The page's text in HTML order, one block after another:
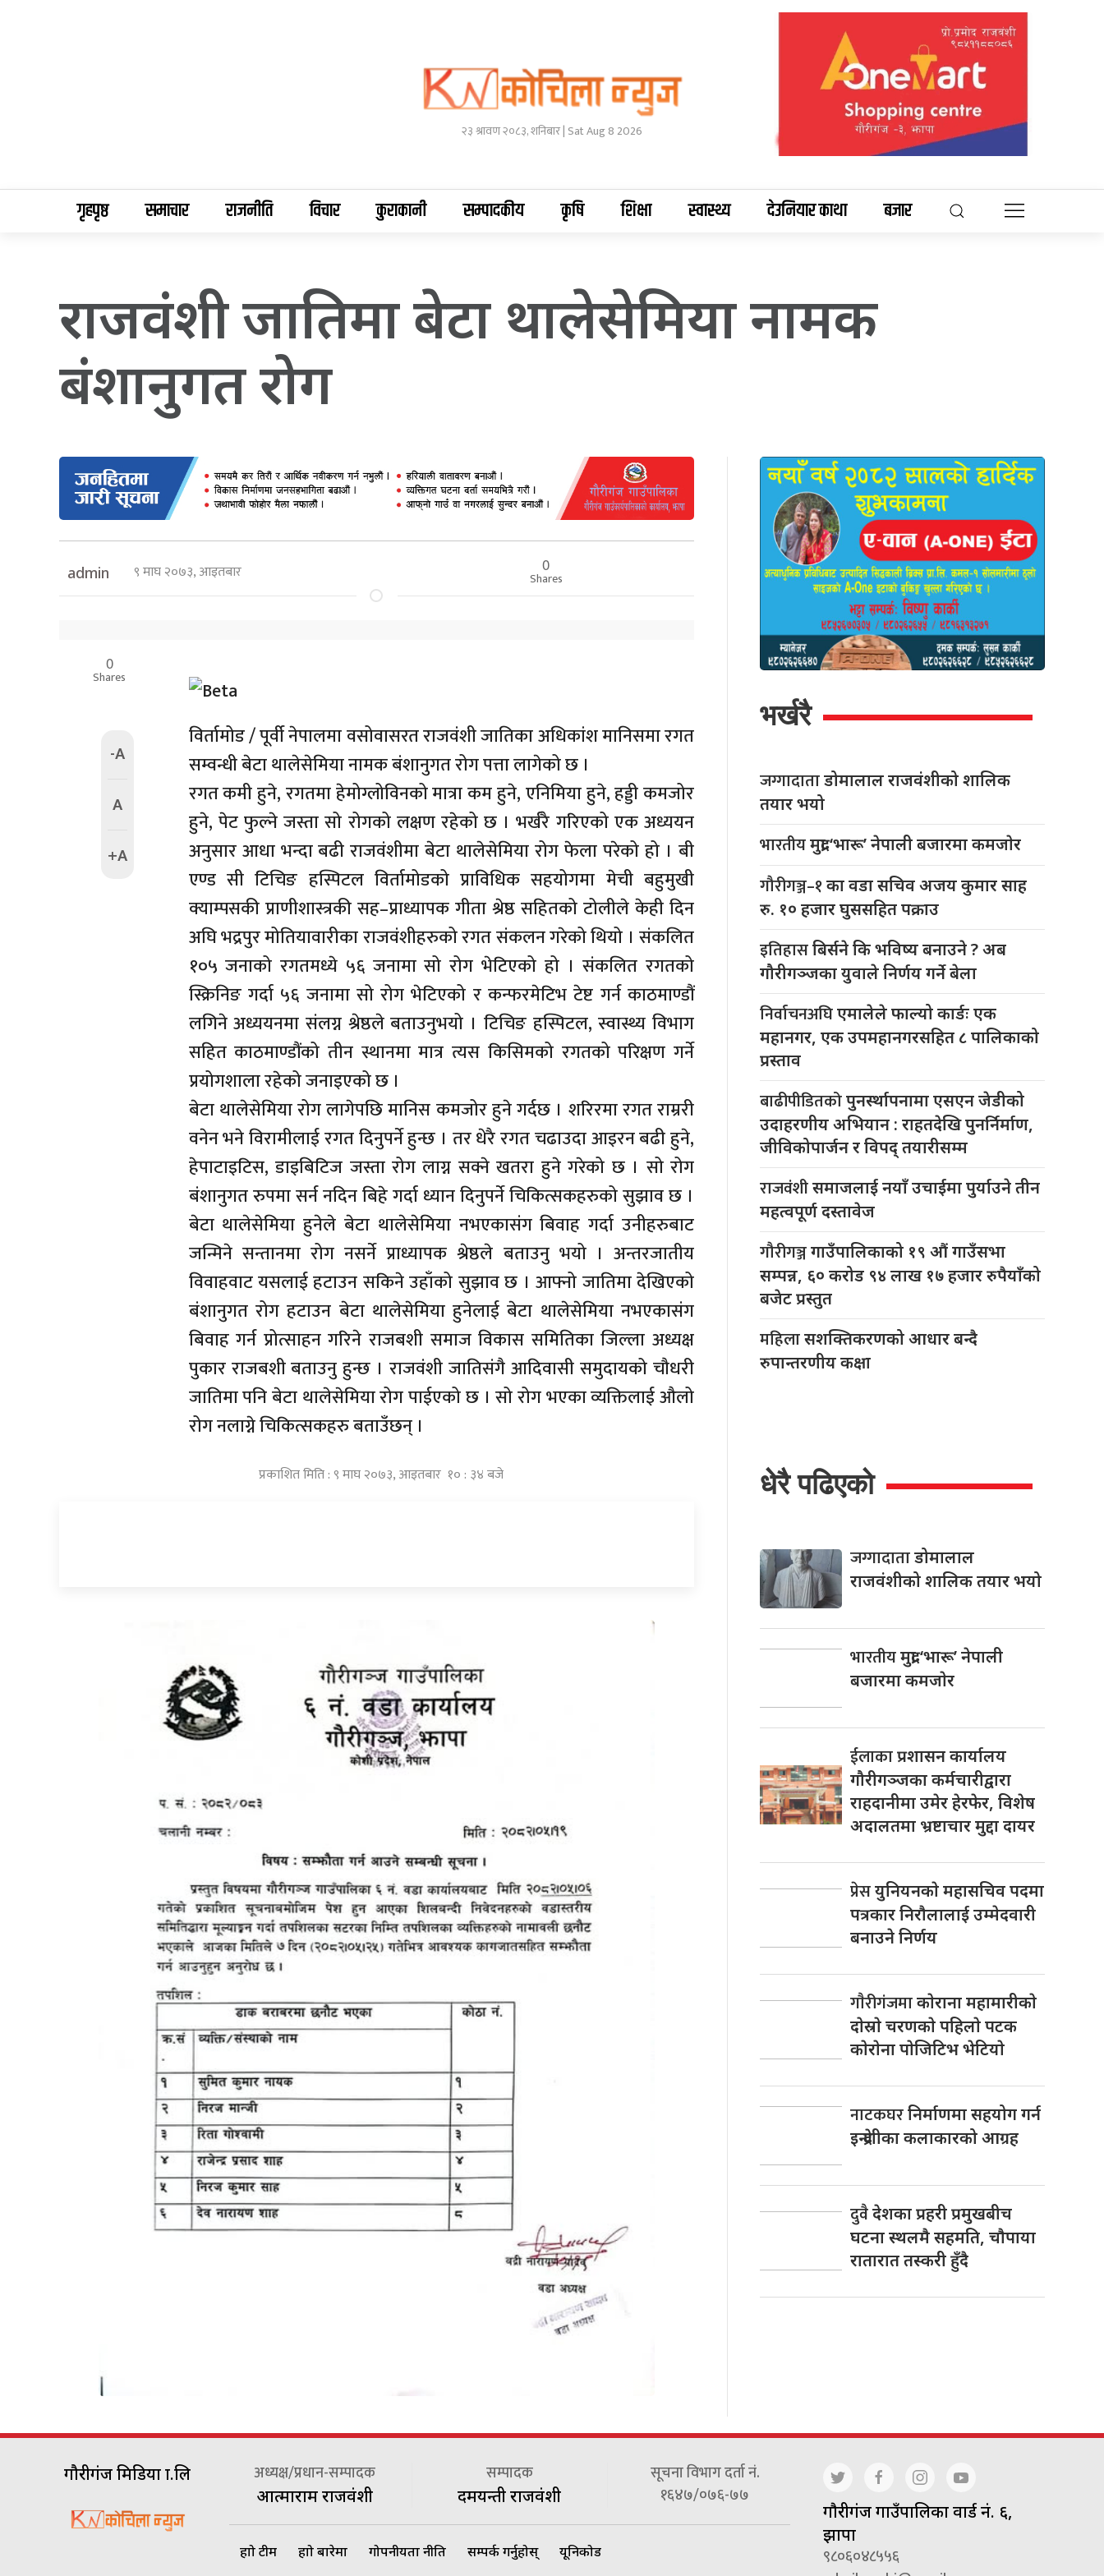
२३ श्रावण २०८३, शनिबार | Sat Aug 8 2026
गृहपृष्ठ समाचार राजनीति विचार कुराकानी सम्पादकीय कृषि शिक्षा स्वास्थ्य देउनियार काथा बजार
राजवंशी जातिमा बेटा थालेसेमिया नामक
बंशानुगत रोग
admin ९ माघ २०७३, आइतबार 0
Shares
0
Shares
-A
A
+A
विर्तामोड / पूर्वी नेपालमा वसोवासरत राजवंशी जातिका अधिकांश मानिसमा रगत
सम्वन्धी बेटा थालेसेमिया नामक बंशानुगत रोग पत्ता लागेको छ ।
रगत कमी हुने, रगतमा हेमोग्लोविनको मात्रा कम हुने, एनिमिया हुने, हड्डी कमजोर
हुने, पेट फुल्ने जस्ता सो रोगको लक्षण रहेको छ । भर्खरै गरिएको एक अध्ययन
अनुसार आधा भन्दा बढी राजवंशीमा बेटा थालेसेमिया रोग फेला परेको हो । बी
एण्ड सी टिचिङ हस्पिटल विर्तामोडको प्राविधिक सहयोगमा मेची बहुमुखी
क्याम्पसकी प्राणीशास्त्रकी सह–प्राध्यापक गीता श्रेष्ठ सहितको टोलीले केही दिन
अघि भद्रपुर मोतियावारीका राजवंशीहरुको रगत संकलन गरेको थियो । संकलित
१०५ जनाको रगतमध्ये ५६ जनामा सो रोग भेटिएको हो । संकलित रगतको
स्क्रिनिङ गर्दा ५६ जनामा सो रोग भेटिएको र कन्फरमेटिभ टेष्ट गर्न काठमाण्डौं
लगिने अध्ययनमा संलग्न श्रेष्ठले बताउनुभयो । टिचिङ हस्पिटल, स्वास्थ्य विभाग
सहित काठमाण्डौंको तीन स्थानमा मात्र त्यस किसिमको रगतको परिक्षण गर्ने
प्रयोगशाला रहेको जनाइएको छ ।
बेटा थालेसेमिया रोग लागेपछि मानिस कमजोर हुने गर्दछ । शरिरमा रगत राम्ररी
वनेन भने विरामीलाई रगत दिनुपर्ने हुन्छ । तर धेरै रगत चढाउदा आइरन बढी हुने,
हेपाटाइटिस, डाइबिटिज जस्ता रोग लाग्न सक्ने खतरा हुने गरेको छ । सो रोग
बंशानुगत रुपमा सर्न नदिन बिहे गर्दा ध्यान दिनुपर्ने चिकित्सकहरुको सुझाव छ ।
बेटा थालेसेमिया हुनेले बेटा थालेसेमिया नभएकासंग बिवाह गर्दा उनीहरुबाट
जन्मिने सन्तानमा रोग नसर्ने प्राध्यापक श्रेष्ठले बताउनु भयो । अन्तरजातीय
विवाहवाट यसलाई हटाउन सकिने उहाँको सुझाव छ । आफ्नो जातिमा देखिएको
बंशानुगत रोग हटाउन बेटा थालेसेमिया हुनेलाई बेटा थालेसेमिया नभएकासंग
बिवाह गर्न प्रोत्साहन गरिने राजबशी समाज विकास समितिका जिल्ला अध्यक्ष
पुकार राजबशी बताउनु हुन्छ । राजवंशी जातिसंगै आदिवासी समुदायको चौधरी
जातिमा पनि बेटा थालेसेमिया रोग पाईएको छ । सो रोग भएका व्यक्तिलाई औलो
रोग नलाग्ने चिकित्सकहरु बताउँछन् ।
प्रकाशित मिति : ९ माघ २०७३, आइतबार १० : ३४ बजे
भर्खरै
जग्गादाताडोमालाल राजवंशीको शालिक
तयार भयो
भारतीयमुद्रा ‘भारू’ नेपाली बजारमा कमजाेर
गौरीगञ्ज–१का वडा सचिव अजय कुमार साह
रु. १० हजार घुससहित पक्राउ
इतिहासबिर्सने कि भविष्य बनाउने ? अब
गौरीगञ्जका युवाले निर्णय गर्ने बेला
निर्वाचनअघिएमालेले फाल्यो कार्डः एक
महानगर, एक उपमहानगरसहित ८ पालिकाको
प्रस्ताव
बाढीपीडितकोपुनर्स्थापनामा एसएन जेडीको
उदाहरणीय अभियान : राहतदेखि पुनर्निर्माण,
जीविकोपार्जन र विपद् तयारीसम्म
राजवंशीसमाजलाई नयाँ उचाईमा पुर्याउने तीन
महत्वपूर्ण दस्तावेज
गौरीगञ्जगाउँपालिकाको १९ औं गाउँसभा
सम्पन्न, ६० करोड ९४ लाख १७ हजार रुपैयाँको
बजेट प्रस्तुत
महिलासशक्तिकरणको आधार बन्दै
रुपान्तरणीय कक्षा
धेरै पढिएको
जग्गादाताडोमालाल
राजवंशीको शालिक तयार भयो
भारतीयमुद्रा ‘भारू’ नेपाली
बजारमा कमजाेर
ईलाकाप्रशासन कार्यालय
गौरीगञ्जका कर्मचारीद्वारा
राहदानीमा उमेर हेरफेर, विशेष
अदालतमा भ्रष्टाचार मुद्दा दायर
प्रेसयुनियनकाे महासचिव पदमा
पत्रकार निराैलालाई उम्मेदवारी
बनाउने निर्णय
गाैरीगंजमाकाेराना महामारीकाे
दाेस्राे चरणकाे पहिलाे पटक
काेराेना पाेजिटिभ भेटियाे
नाटकघरनिर्माणमा सहयोग गर्न
इन्द्रेणीका कलाकारको आग्रह
दुवैदेशका प्रहरी प्रमुखबीच
घटना स्थलमै सहमति, चाैपाया
रातारात तस्करी हुँदै
गौरीगंज मिडिया प्रा.लि अध्यक्ष/प्रधान-सम्पादक
आत्माराम राजवंशी
सम्पादक
दमयन्ती राजवंशी
सूचना विभाग दर्ता नं.
१६४७/०७६-७७
हाम्रो टीम हाम्रो बारेमा गोपनीयता नीति सम्पर्क गर्नुहोस् यूनिकोड
गाैरीगंज गाउँपालिका वार्ड नं. ६,
झापा
९८०६०४८५५६